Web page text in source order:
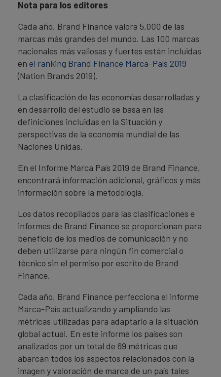
Nota para los editores
Cada año, Brand Finance valora 5.000 de las
marcas más grandes del mundo. Las 100 marcas
nacionales más valiosas y fuertes están incluidas
en el ranking Brand Finance Marca-País 2019
(Nation Brands 2019).
La clasificación de las economías desarrolladas y
en desarrollo del estudio se basa en las
definiciones incluidas en la Situación y
perspectivas de la economía mundial de las
Naciones Unidas.
En el Informe Marca País 2019 de Brand Finance,
encontrará información adicional, gráficos y más
información sobre la metodología.
Los datos recopilados para las clasificaciones e
informes de Brand Finance se proporcionan para
beneficio de los medios de comunicación y no
deben utilizarse para ningún fin comercial o
técnico sin el permiso por escrito de Brand
Finance.
Cada año, Brand Finance perfecciona el informe
Marca-País actualizando y ampliando las
métricas utilizadas para adaptarlo a la situación
global actual. En este informe los países son
analizados por un total de 69 métricas que
abarcan todos los aspectos relacionados con la
imagen y valoración de marca de un país tales